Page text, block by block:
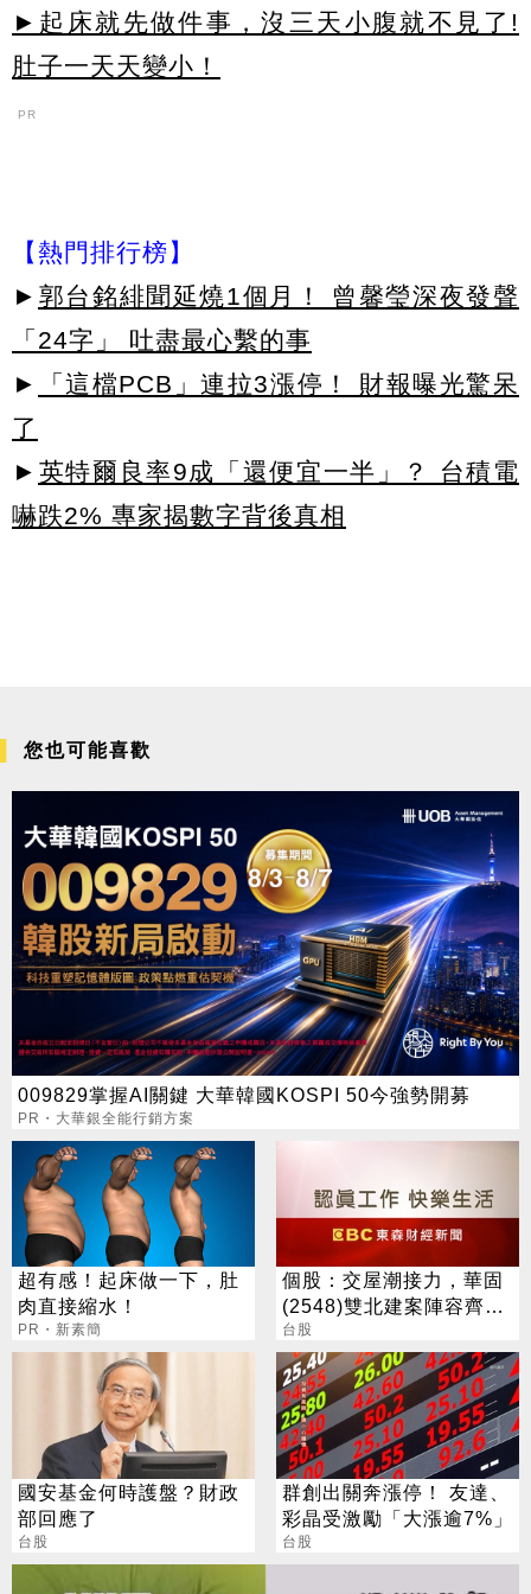
►起床就先做件事，沒三天小腹就不見了!
肚子一天天變小！
PR
【熱門排行榜】
► 郭台銘緋聞延燒1個月！ 曾馨瑩深夜發聲
「24字」 吐盡最心繫的事
►
「這檔PCB」連拉3漲停！ 財報曝光驚呆
了
► 英特爾良率9成「還便宜一半」？ 台積電
嚇跌2% 專家揭數字背後真相
您也可能喜歡
009829掌握AI關鍵 大華韓國KOSPI 50今強勢開募
PR・大華銀全能行銷方案
超有感！起床做一下，肚
肉直接縮水！
PR・新素簡
個股：交屋潮接力，華固
(2548)雙北建案陣容齊
發，下半年營運攀高峰
台股
國安基金何時護盤？財政
部回應了
台股
群創出關奔漲停！ 友達、
彩晶受激勵「大漲逾7%」
台股